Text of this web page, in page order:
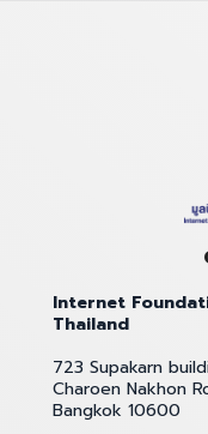
Internet
Thailand
723 Supakarn
Charoen Nakhon
Bangkok 10600